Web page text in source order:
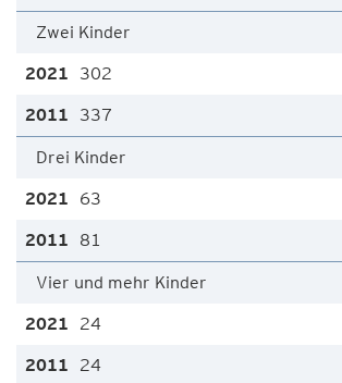
Zwei Kinder
302
337
Drei Kinder
63
81
Vier und mehr Kinder
24
24